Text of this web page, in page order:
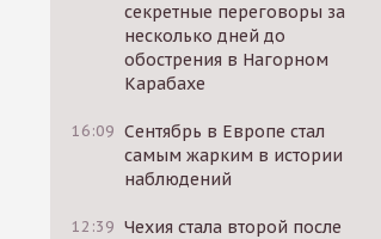
секретные переговоры за
несколько дней до
обострения в Нагорном
Карабахе
16:09 Сентябрь в Европе стал
самым жарким в истории
наблюдений
12:39 Чехия стала второй после